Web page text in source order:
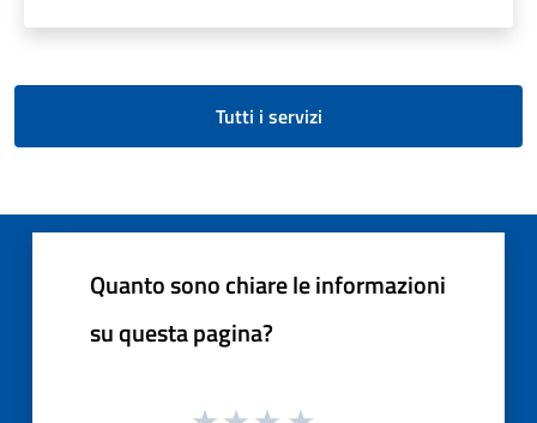
Tutti i servizi
Quanto sono chiare le informazioni
su questa pagina?